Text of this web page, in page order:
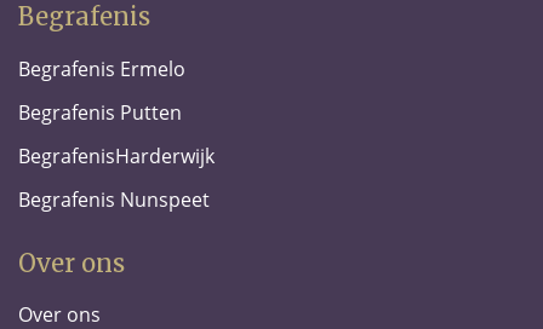
Begrafenis
Begrafenis Ermelo
Begrafenis Putten
BegrafenisHarderwijk
Begrafenis Nunspeet
Over ons
Over ons